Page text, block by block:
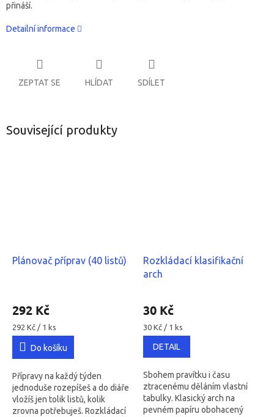
přináší.
Detailní informace
ZEPTAT SE HLÍDAT SDÍLET
Související produkty
Plánovač příprav (40 listů)
hodnocení
produktu
je
5,0
5
hvězdiček.
292 Kč
Měrná
cena:
292 Kč / 1 ks
Do košíku
Přípravy na každý týden
jednoduše rozepíšeš a do diáře
vložíš jen tolik listů, kolik
zrovna potřebuješ. Rozkládací
Rozkládací klasifikační
arch
hodnocení
produktu
je
4,8
hvězdiček.
30 Kč
Měrná
cena:
30 Kč / 1 ks
DETAIL
Sbohem pravítku i času
ztracenému děláním vlastní
tabulky. Klasický arch na
pevném papíru obohacený